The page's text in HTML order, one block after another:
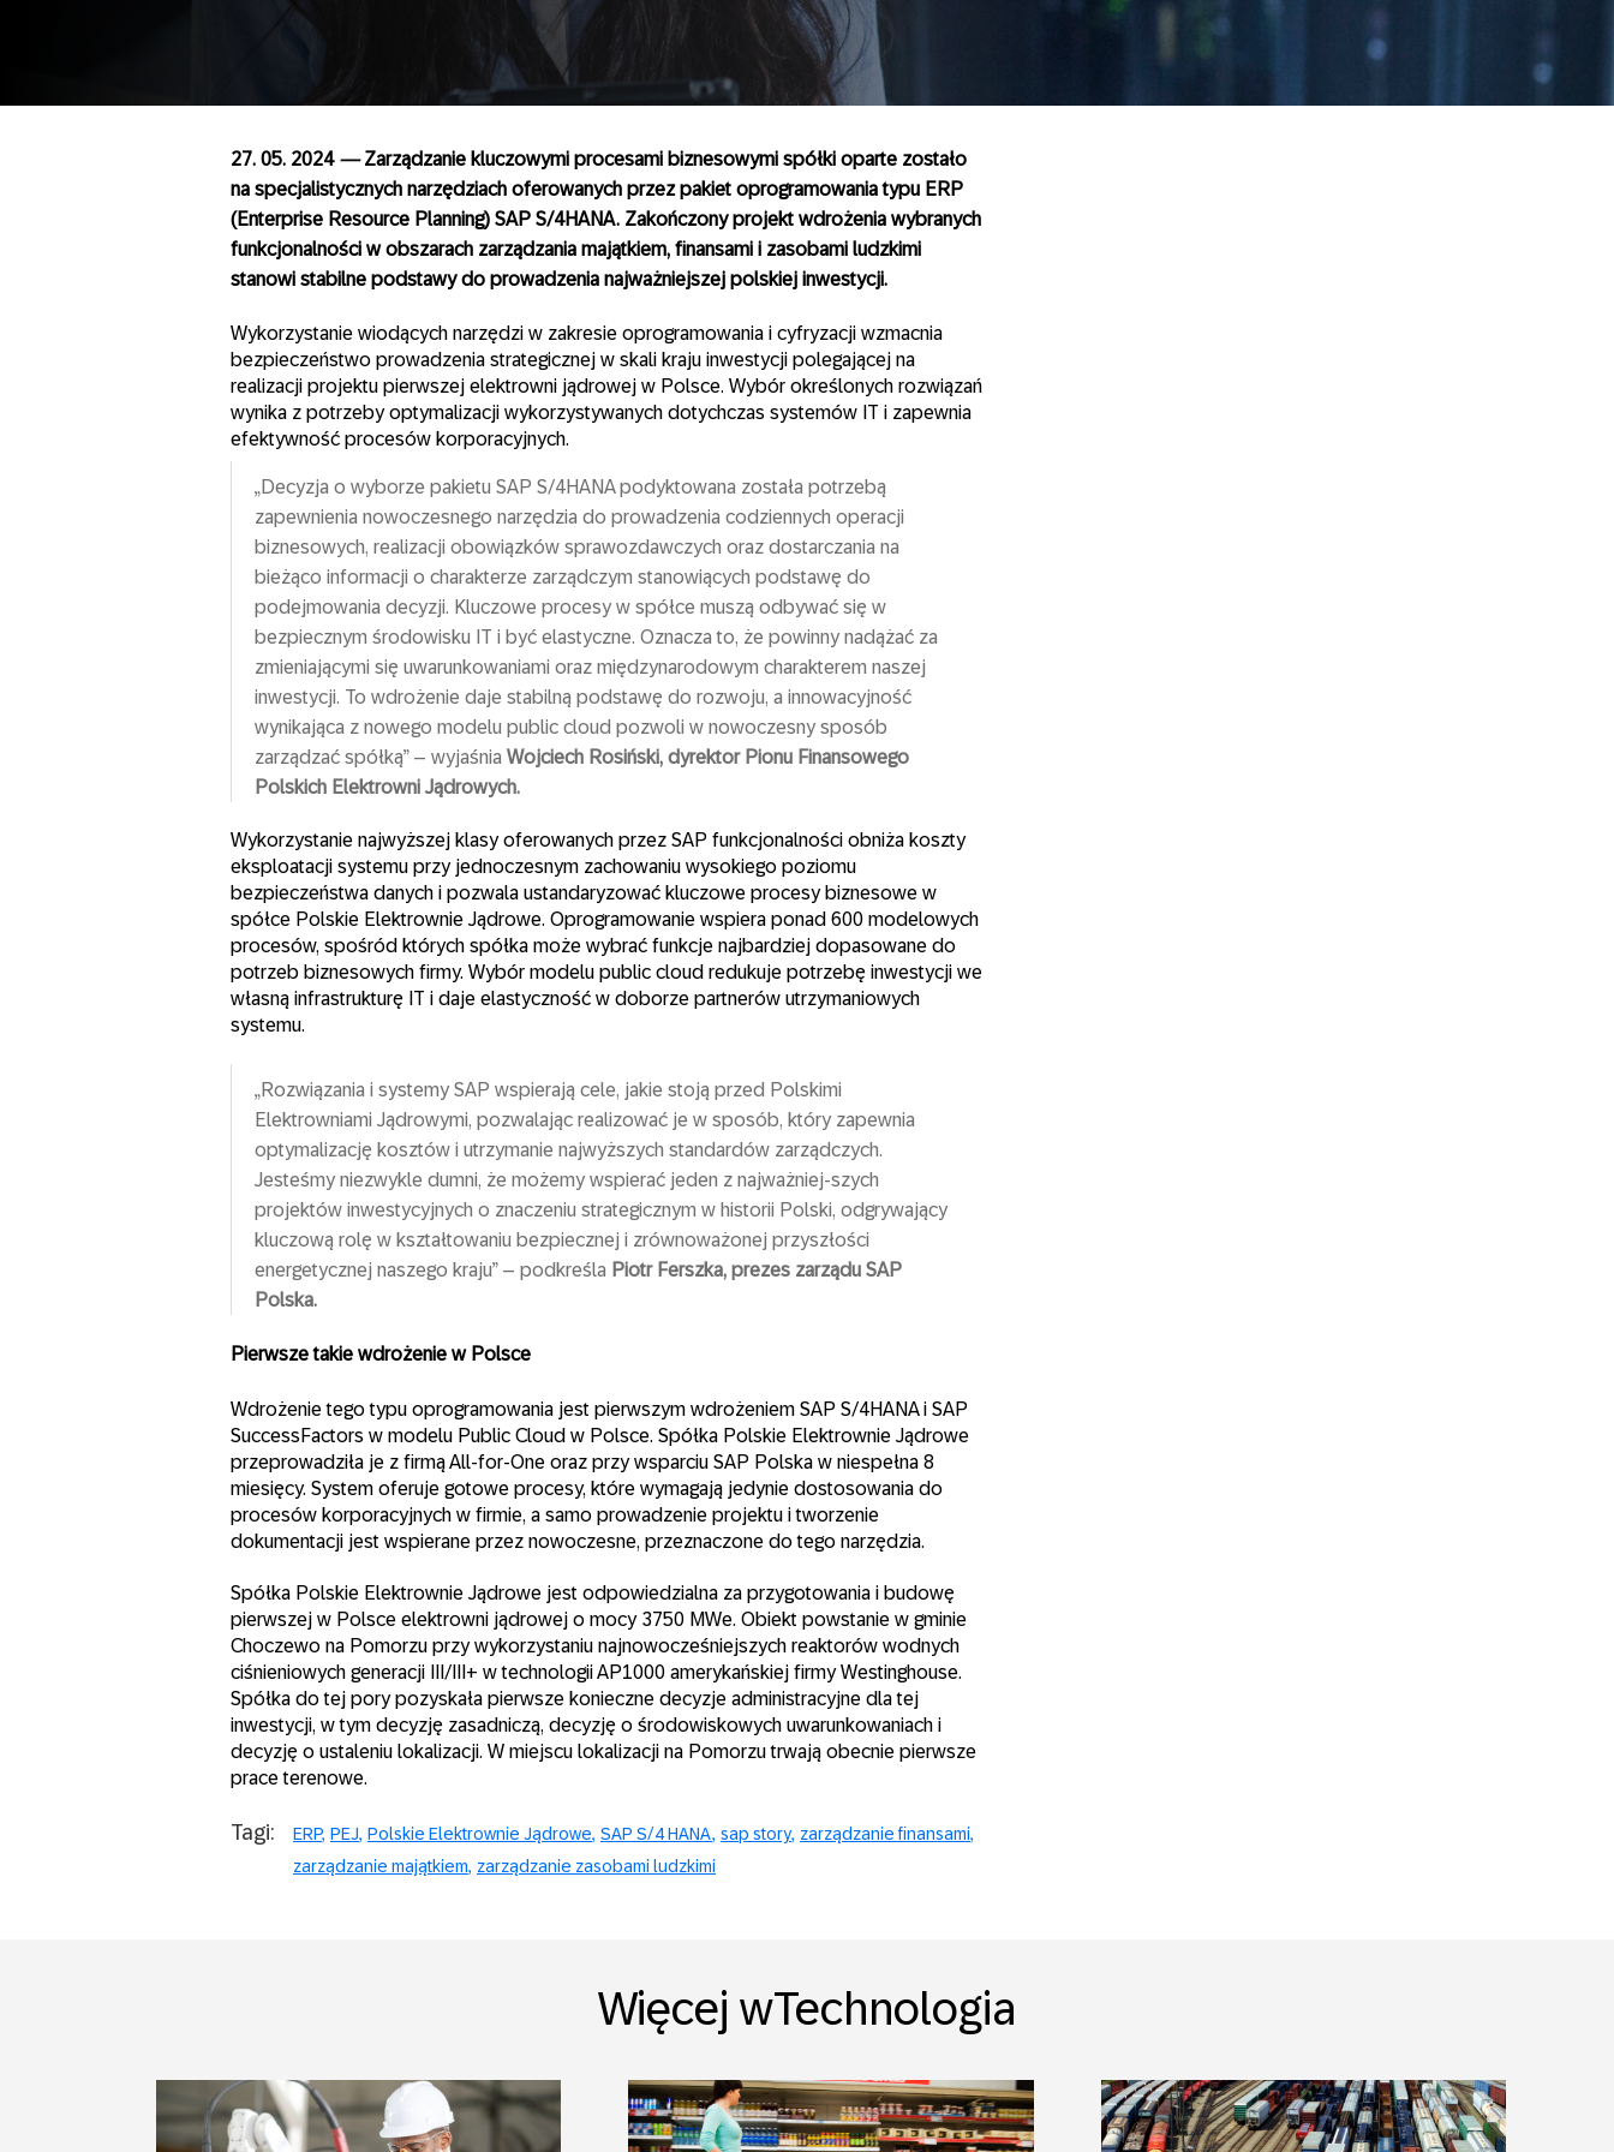
27. 05. 2024—Zarządzanie kluczowymi procesami biznesowymi spółki oparte zostało
na specjalistycznych narzędziach oferowanych przez pakiet oprogramowania typu ERP
(Enterprise Resource Planning) SAP S/4HANA. Zakończony projekt wdrożenia wybranych
funkcjonalności w obszarach zarządzania majątkiem, finansami i zasobami ludzkimi
stanowi stabilne podstawy do prowadzenia najważniejszej polskiej inwestycji.
Wykorzystanie wiodących narzędzi w zakresie oprogramowania i cyfryzacji wzmacnia
bezpieczeństwo prowadzenia strategicznej w skali kraju inwestycji polegającej na
realizacji projektu pierwszej elektrowni jądrowej w Polsce. Wybór określonych rozwiązań
wynika z potrzeby optymalizacji wykorzystywanych dotychczas systemów IT i zapewnia
efektywność procesów korporacyjnych.
„Decyzja o wyborze pakietu SAP S/4HANA podyktowana została potrzebą
zapewnienia nowoczesnego narzędzia do prowadzenia codziennych operacji
biznesowych, realizacji obowiązków sprawozdawczych oraz dostarczania na
bieżąco informacji o charakterze zarządczym stanowiących podstawę do
podejmowania decyzji. Kluczowe procesy w spółce muszą odbywać się w
bezpiecznym środowisku IT i być elastyczne. Oznacza to, że powinny nadążać za
zmieniającymi się uwarunkowaniami oraz międzynarodowym charakterem naszej
inwestycji. To wdrożenie daje stabilną podstawę do rozwoju, a innowacyjność
wynikająca z nowego modelu public cloud pozwoli w nowoczesny sposób
zarządzać spółką” – wyjaśnia Wojciech Rosiński, dyrektor Pionu Finansowego
Polskich Elektrowni Jądrowych.
Wykorzystanie najwyższej klasy oferowanych przez SAP funkcjonalności obniża koszty
eksploatacji systemu przy jednoczesnym zachowaniu wysokiego poziomu
bezpieczeństwa danych i pozwala ustandaryzować kluczowe procesy biznesowe w
spółce Polskie Elektrownie Jądrowe. Oprogramowanie wspiera ponad 600 modelowych
procesów, spośród których spółka może wybrać funkcje najbardziej dopasowane do
potrzeb biznesowych firmy. Wybór modelu public cloud redukuje potrzebę inwestycji we
własną infrastrukturę IT i daje elastyczność w doborze partnerów utrzymaniowych
systemu.
„Rozwiązania i systemy SAP wspierają cele, jakie stoją przed Polskimi
Elektrowniami Jądrowymi, pozwalając realizować je w sposób, który zapewnia
optymalizację kosztów i utrzymanie najwyższych standardów zarządczych.
Jesteśmy niezwykle dumni, że możemy wspierać jeden z najważniej-szych
projektów inwestycyjnych o znaczeniu strategicznym w historii Polski, odgrywający
kluczową rolę w kształtowaniu bezpiecznej i zrównoważonej przyszłości
energetycznej naszego kraju” – podkreśla Piotr Ferszka, prezes zarządu SAP
Polska.
Pierwsze takie wdrożenie w Polsce
Wdrożenie tego typu oprogramowania jest pierwszym wdrożeniem SAP S/4HANA i SAP
SuccessFactors w modelu Public Cloud w Polsce. Spółka Polskie Elektrownie Jądrowe
przeprowadziła je z firmą All-for-One oraz przy wsparciu SAP Polska w niespełna 8
miesięcy. System oferuje gotowe procesy, które wymagają jedynie dostosowania do
procesów korporacyjnych w firmie, a samo prowadzenie projektu i tworzenie
dokumentacji jest wspierane przez nowoczesne, przeznaczone do tego narzędzia.
Spółka Polskie Elektrownie Jądrowe jest odpowiedzialna za przygotowania i budowę
pierwszej w Polsce elektrowni jądrowej o mocy 3750 MWe. Obiekt powstanie w gminie
Choczewo na Pomorzu przy wykorzystaniu najnowocześniejszych reaktorów wodnych
ciśnieniowych generacji III/III+ w technologii AP1000 amerykańskiej firmy Westinghouse.
Spółka do tej pory pozyskała pierwsze konieczne decyzje administracyjne dla tej
inwestycji, w tym decyzję zasadniczą, decyzję o środowiskowych uwarunkowaniach i
decyzję o ustaleniu lokalizacji. W miejscu lokalizacji na Pomorzu trwają obecnie pierwsze
prace terenowe.
Tagi: ERP PEJ Polskie Elektrownie Jądrowe SAP S/4 HANA sap story zarządzanie finansami
zarządzanie majątkiem zarządzanie zasobami ludzkimi
Więcej wTechnologia